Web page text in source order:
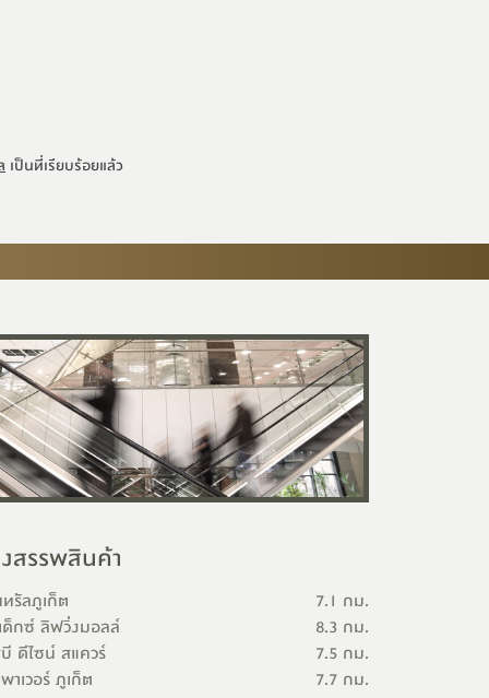
เป็นที่เรียบร้อยแล้ว
สรรพสินค้า
ทรัลภูเก็ต
7.1 กม.
ด็กซ์ ลิฟวิ่งมอลล์
8.3 กม.
บี ดีไซน์ สแควร์
7.5 กม.
าเวอร์ ภูเก็ต
7.7 กม.